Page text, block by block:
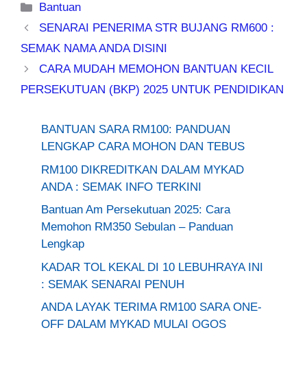
Categories
Bantuan
SENARAI PENERIMA STR BUJANG RM600 :
SEMAK NAMA ANDA DISINI
CARA MUDAH MEMOHON BANTUAN KECIL
PERSEKUTUAN (BKP) 2025 UNTUK PENDIDIKAN
BANTUAN SARA RM100: PANDUAN
LENGKAP CARA MOHON DAN TEBUS
RM100 DIKREDITKAN DALAM MYKAD
ANDA : SEMAK INFO TERKINI
Bantuan Am Persekutuan 2025: Cara
Memohon RM350 Sebulan – Panduan
Lengkap
KADAR TOL KEKAL DI 10 LEBUHRAYA INI
: SEMAK SENARAI PENUH
ANDA LAYAK TERIMA RM100 SARA ONE-
OFF DALAM MYKAD MULAI OGOS